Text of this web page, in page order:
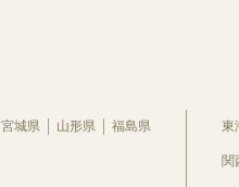
宮城県 山形県 福島県 東
関